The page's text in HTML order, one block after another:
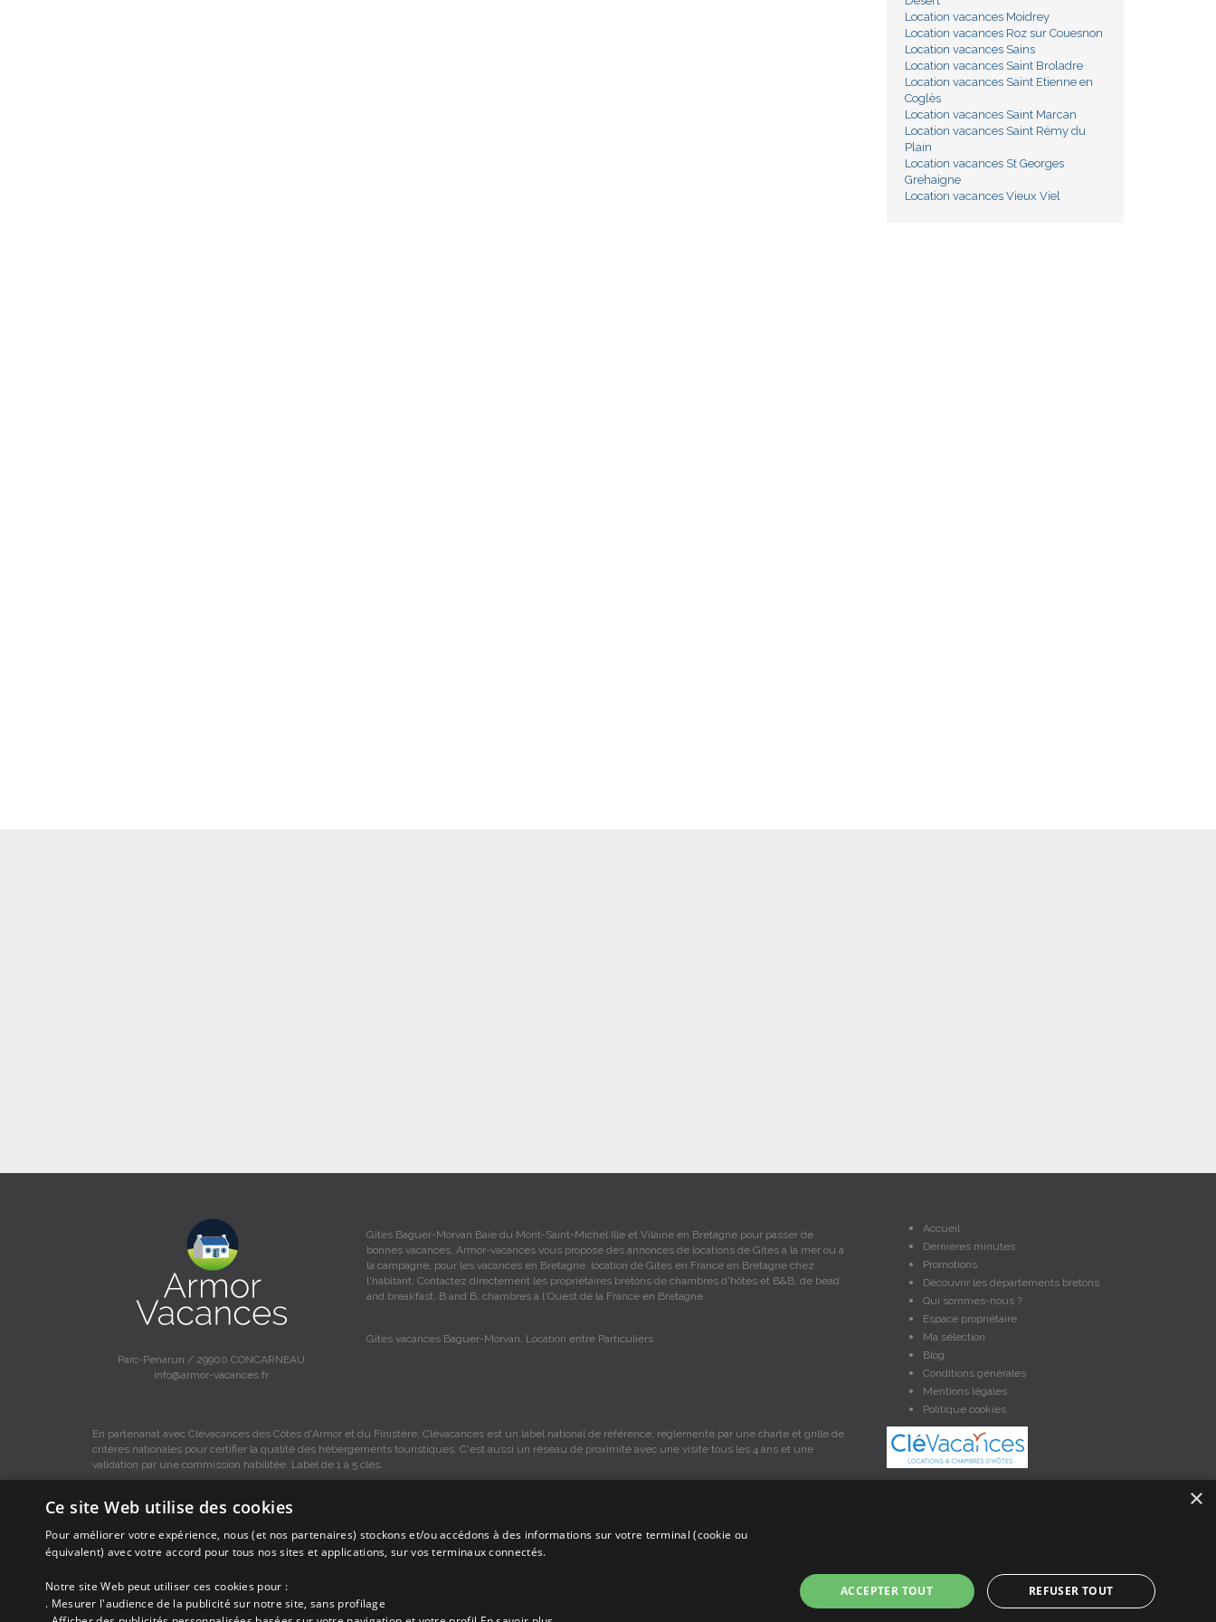
Location vacances Moidrey
Location vacances Roz sur Couesnon
Location vacances Sains
Location vacances Saint Broladre
Location vacances Saint Etienne en
Coglès
Location vacances Saint Marcan
Location vacances Saint Rémy du
Plain
Location vacances St Georges
Grehaigne
Location vacances Vieux Viel
Parc-Penarun / 29900 CONCARNEAU
info@armor-vacances.fr
Gites Baguer-Morvan Baie du Mont-Saint-Michel Ille et Vilaine en Bretagne pour passer de
bonnes vacances, Armor-vacances vous propose des annonces de locations de Gites à la mer ou à
la campagne, pour les vacances en Bretagne, location de Gites en France en Bretagne chez
l'habitant. Contactez directement les propriétaires bretons de chambres d'hôtes et B&B, de bead
and breakfast, B and B, chambres à l'Ouest de la France en Bretagne.
Gites vacances Baguer-Morvan, Location entre Particuliers
Accueil
Dernières minutes
Promotions
Découvrir les départements bretons
Qui sommes-nous ?
Espace propriétaire
Ma sélection
Blog
Conditions générales
Mentions légales
Politique cookies
En partenariat avec Clévacances des Côtes d'Armor et du Finistère, Clévacances est un label national de référence, réglementé par une charte et grille de
critères nationales pour certifier la qualité des hébergements touristiques. C'est aussi un réseau de proximité avec une visite tous les 4 ans et une
validation par une commission habilitée. Label de 1 à 5 clés.
Les descriptions et photos contenues dans le site Armor-vacances sont sous la responsabilité des propriétaires, ces informations sont indicatives et non contractuelles. Les données sont protégées par copyright
Armor-vacances.
Armor-vacances n'est pas un organisme et ne touche aucune commission sur les locations, c'est simplement un annuaire d'hébergements de vacances en Bretagne, un service de petites annonces de location
DE PARTICULIER A PARTICULIER.
×
Ce site Web utilise des cookies
Pour améliorer votre expérience, nous (et nos partenaires) stockons et/ou accédons à des informations sur votre terminal (cookie ou
équivalent) avec votre accord pour tous nos sites et applications, sur vos terminaux connectés.
Notre site Web peut utiliser ces cookies pour :
. Mesurer l'audience de la publicité sur notre site, sans profilage
ACCEPTER TOUT REFUSER TOUT